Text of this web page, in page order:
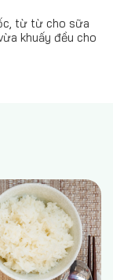
từ từ cho sữa
khuấy đều cho